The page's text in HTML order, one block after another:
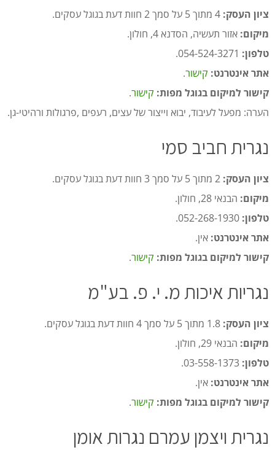
ציון העסק:
מיקום: אזור תעשיה, הסדנא 4, חולון.
טלפון:
אתר אינטרנט: קישור.
קישור למיקום בגוגל מפות: קישור.
הערה: מפעל לעיבוד, יבוא וייצור של עצים, רעפים ,פרגולות ורהיטי-גן.
נגרית חביב סמי
ציון העסק:
מיקום: הבנאי 28, חולון.
טלפון:
אתר אינטרנט: אין.
קישור למיקום בגוגל מפות: קישור.
נגריות איכות מ. י. פ. בע"מ
ציון העסק:
מיקום: הבנאי 29, חולון.
טלפון:
אתר אינטרנט: אין.
קישור למיקום בגוגל מפות: קישור.
נגרית ויצמן עמרם נגרות אומן